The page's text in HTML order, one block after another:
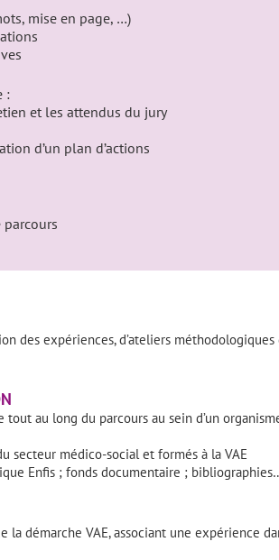
mise en page, …)
:
et les attendus du jury
d’un plan d’actions
des expériences, d’ateliers méthodologiques
au long du parcours au sein d’un
secteur médico-social et formés à la VAE
Enfis ; fonds documentaire ;
démarche VAE, associant une expérience